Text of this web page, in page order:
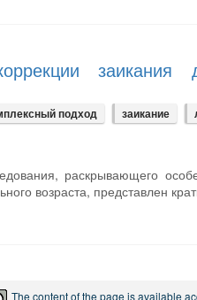
заикания
подход заикание
раскрывающего
возраста, представлен
The content of the page is available